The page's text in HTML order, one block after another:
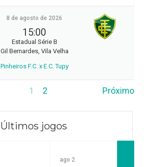
8 de agosto de 2026
15:00
Estadual Série B
Gil Bernardes, Vila Velha
Pinheiros F.C. x E.C. Tupy
1 2 Próximo
Últimos jogos
ago 2